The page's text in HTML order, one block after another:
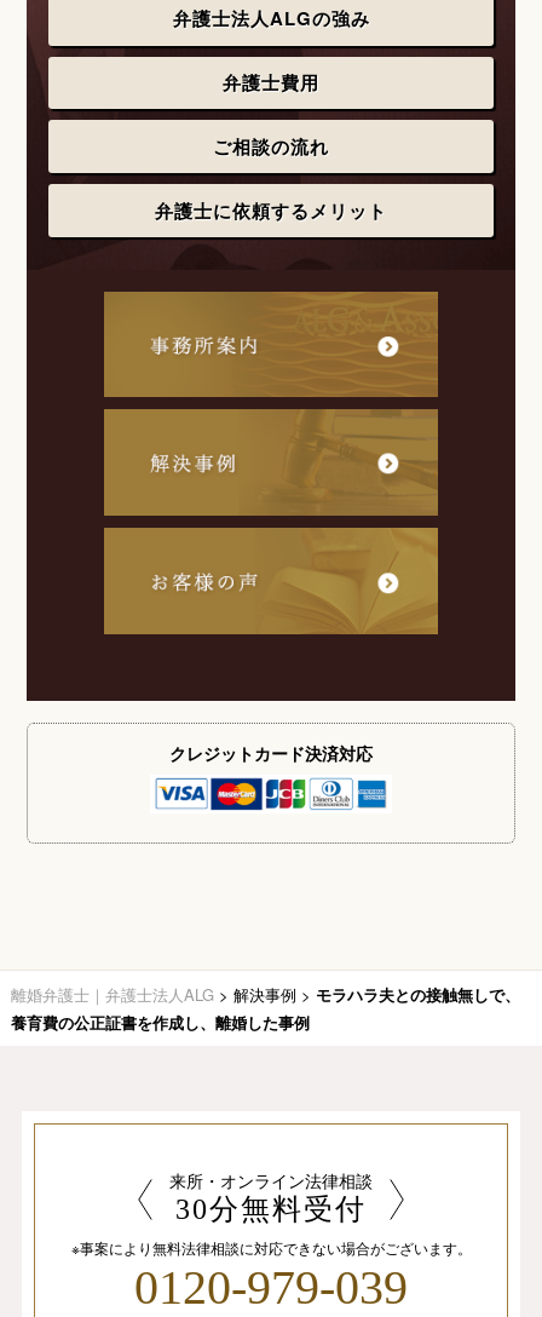
弁護士法人ALGの強み
弁護士費用
ご相談の流れ
弁護士に依頼するメリット
クレジットカード決済対応
離婚弁護士｜弁護士法人ALG > 解決事例 > モラハラ夫との接触無しで、
養育費の公正証書を作成し、離婚した事例
来所・オンライン法律相談
30分無料受付
※事案により無料法律相談に対応できない場合がございます。
0120-979-039